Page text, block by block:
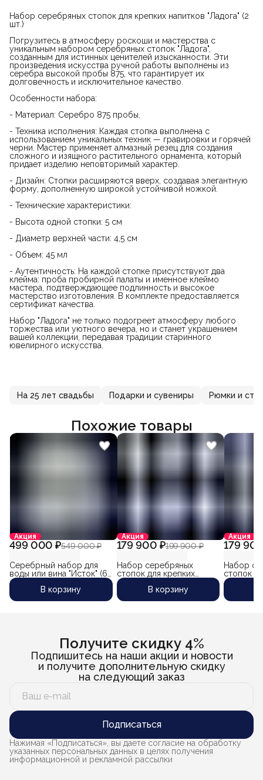
Набор серебряных стопок для крепких напитков "Ладога" (2
шт.)
Погрузитесь в атмосферу роскоши и мастерства с
уникальным набором серебряных стопок "Ладога",
созданным для истинных ценителей изысканности. Эти
произведения искусства ручной работы выполнены из
серебра высокой пробы 875, что гарантирует их
долговечность и исключительное качество.
Особенности набора:
- Материал: Серебро 875 пробы.
- Техника исполнения: Каждая стопка выполнена с
использованием уникальных техник — гравировки и горячей
черни. Мастер применяет алмазный резец для создания
сложного и изящного растительного орнамента, который
придает изделию неповторимый характер.
- Дизайн: Стопки расширяются вверх, создавая элегантную
форму, дополненную широкой устойчивой ножкой.
- Технические характеристики:
- Высота одной стопки: 5 см
- Диаметр верхней части: 4,5 см
- Объем: 45 мл
- Аутентичность: На каждой стопке присутствуют два
клейма: проба пробирной палаты и именное клеймо
мастера, подтверждающее подлинность и высокое
мастерство изготовления. В комплекте предоставляется
сертификат качества.
Набор "Ладога" не только подогреет атмосферу любого
торжества или уютного вечера, но и станет украшением
вашей коллекции, передавая традиции старинного
ювелирного искусства.
На 25 лет свадьбы Подарки и сувениры Рюмки и
Похожие товары
Акция
499 000 ₽549 000 ₽
Серебрный набор для
воды или вина "Исток" (6
предметов) объем
кувшина 1500 мл.
В корзину
Акция
179 900 ₽199 900 ₽
Набор серебряных
стопок для крепких
напитков "Звездный-3" (6
шт) (объем 1 стопки 90
мл)
В корзину
Акция
179
Набор
стопок
Получите скидку 4%
Подпишитесь на наши акции и новости
и получите дополнительную скидку
на следующий заказ
Подписаться
Нажимая «Подписаться», вы даете согласие на обработку
указанных персональных данных в целях получения
информационной и рекламной рассылки